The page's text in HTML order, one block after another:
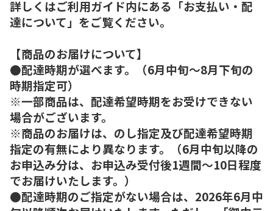
詳しくはご利用ガイド内にある「お支払い・配
達について」をご覧ください。
【商品のお届けについて】
●配達時期が選べます。（6月中旬～8月下旬の
時期指定可）
※一部商品は、配達希望時期をお受けできない
場合がございます。
※商品のお届けは、のし指定及び配達希望時期
指定の有無により異なります。（6月中旬以降の
お申込み分は、お申込み受付後1週間～10日程度
でお届けいたします。）
●配達時期のご指定がない場合は、2026年6月中